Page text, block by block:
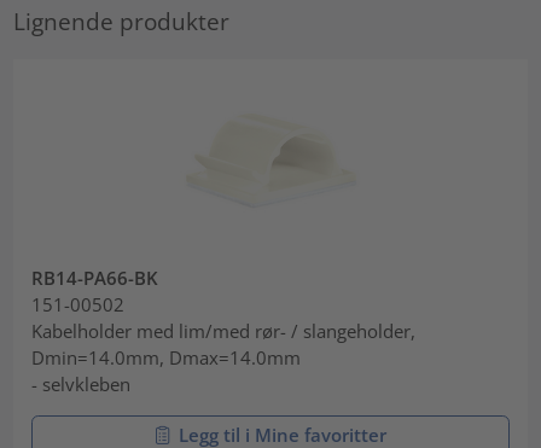
Lignende produkter
RB14-PA66-BK
151-00502
Kabelholder med lim/med rør- / slangeholder,
Dmin=14.0mm, Dmax=14.0mm
- selvkleben
Legg til i Mine favoritter